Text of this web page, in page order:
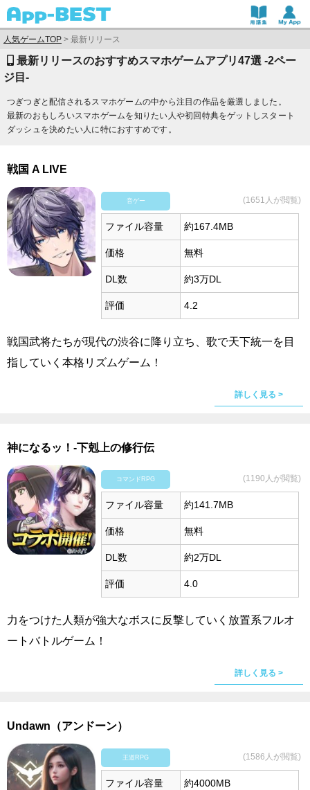
人気ゲームTOP > 最新リリース
最新リリースのおすすめスマホゲームアプリ47選 -2ペー
ジ目-
つぎつぎと配信されるスマホゲームの中から注目の作品を厳選しました。
最新のおもしろいスマホゲームを知りたい人や初回特典をゲットしスタート
ダッシュを決めたい人に特におすすめです。
戦国 A LIVE
音ゲー (1651人が閲覧)
ファイル容量 約167.4MB
価格 無料
DL数 約3万DL
評価 4.2
戦国武将たちが現代の渋谷に降り立ち、歌で天下統一を目
指していく本格リズムゲーム！
詳しく見る >
神になるッ！-下剋上の修行伝
コマンドRPG (1190人が閲覧)
ファイル容量 約141.7MB
価格 無料
DL数 約2万DL
評価 4.0
力をつけた人類が強大なボスに反撃していく放置系フルオ
ートバトルゲーム！
詳しく見る >
Undawn（アンドーン）
王道RPG (1586人が閲覧)
ファイル容量 約4000MB